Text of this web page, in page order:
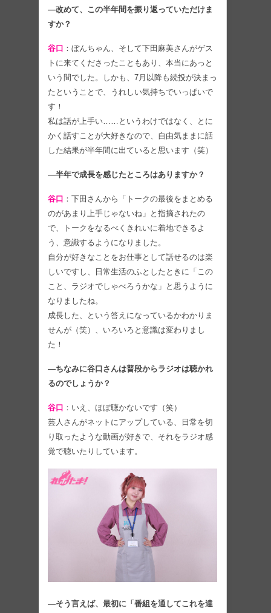
―改めて、この半年間を振り返っていただけま
すか？
谷口 ：ぼんちゃん、そして下田麻美さんがゲス
トに来てくださったこともあり、本当にあっと
いう間でした。しかも、7月以降も続投が決まっ
たということで、うれしい気持ちでいっぱいで
す！
私は話が上手い……というわけではなく、とに
かく話すことが大好きなので、自由気ままに話
した結果が半年間に出ていると思います（笑）
―半年で成長を感じたところはありますか？
谷口 ：下田さんから「トークの最後をまとめる
のがあまり上手じゃないね」と指摘されたの
で、トークをなるべくきれいに着地できるよ
う、意識するようになりました。
自分が好きなことをお仕事として話せるのは楽
しいですし、日常生活のふとしたときに「この
こと、ラジオでしゃべろうかな」と思うように
なりましたね。
成長した、という答えになっているかわかりま
せんが（笑）、いろいろと意識は変わりまし
た！
―ちなみに谷口さんは普段からラジオは聴かれ
るのでしょうか？
谷口 ：いえ、ほぼ聴かないです（笑）
芸人さんがネットにアップしている、日常を切
り取ったような動画が好きで、それをラジオ感
覚で聴いたりしています。
―そう言えば、最初に「番組を通してこれを達